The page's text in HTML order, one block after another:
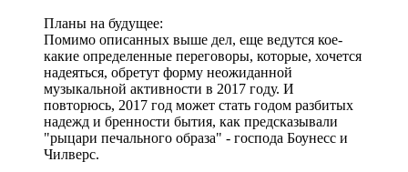
Планы на будущее:
Помимо описанных выше дел, еще ведутся кое-
какие определенные переговоры, которые, хочется
надеяться, обретут форму неожиданной
музыкальной активности в 2017 году. И
повторюсь, 2017 год может стать годом разбитых
надежд и бренности бытия, как предсказывали
"рыцари печального образа" - господа Боунесс и
Чилверс.